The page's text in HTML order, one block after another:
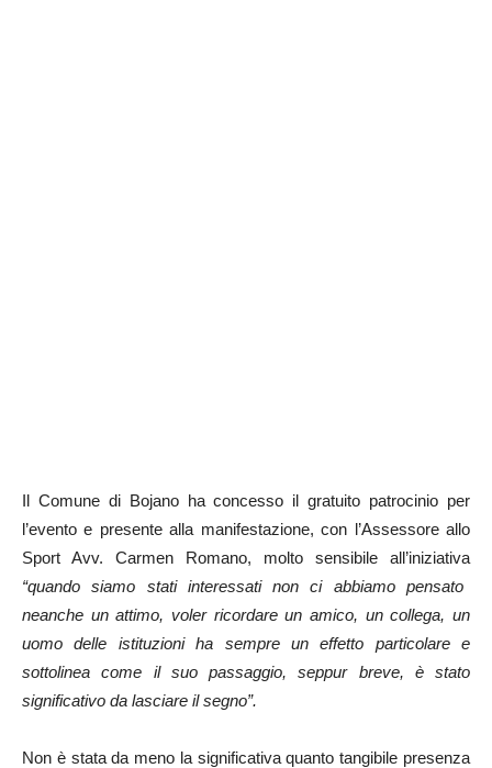
Il Comune di Bojano ha concesso il gratuito patrocinio per
l’evento e presente alla manifestazione, con l’Assessore allo
Sport Avv. Carmen Romano, molto sensibile all’iniziativa
“quando siamo stati interessati non ci abbiamo pensato
neanche un attimo, voler ricordare un amico, un collega, un
uomo delle istituzioni ha sempre un effetto particolare e
sottolinea come il suo passaggio, seppur breve, è stato
significativo da lasciare il segno”.
Non è stata da meno la significativa quanto tangibile presenza